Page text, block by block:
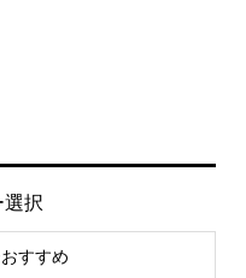
選択
すすめ